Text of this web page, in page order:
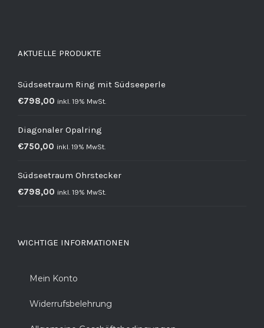
AKTUELLE PRODUKTE
Südseetraum Ring mit Südseeperle
€798,00 inkl. 19% MwSt.
Diagonaler Opalring
€750,00 inkl. 19% MwSt.
Südseetraum Ohrstecker
€798,00 inkl. 19% MwSt.
WICHTIGE INFORMATIONEN
Mein Konto
Widerrufsbelehrung